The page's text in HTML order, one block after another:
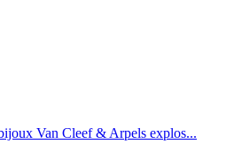
Van Cleef & Arpels explos...